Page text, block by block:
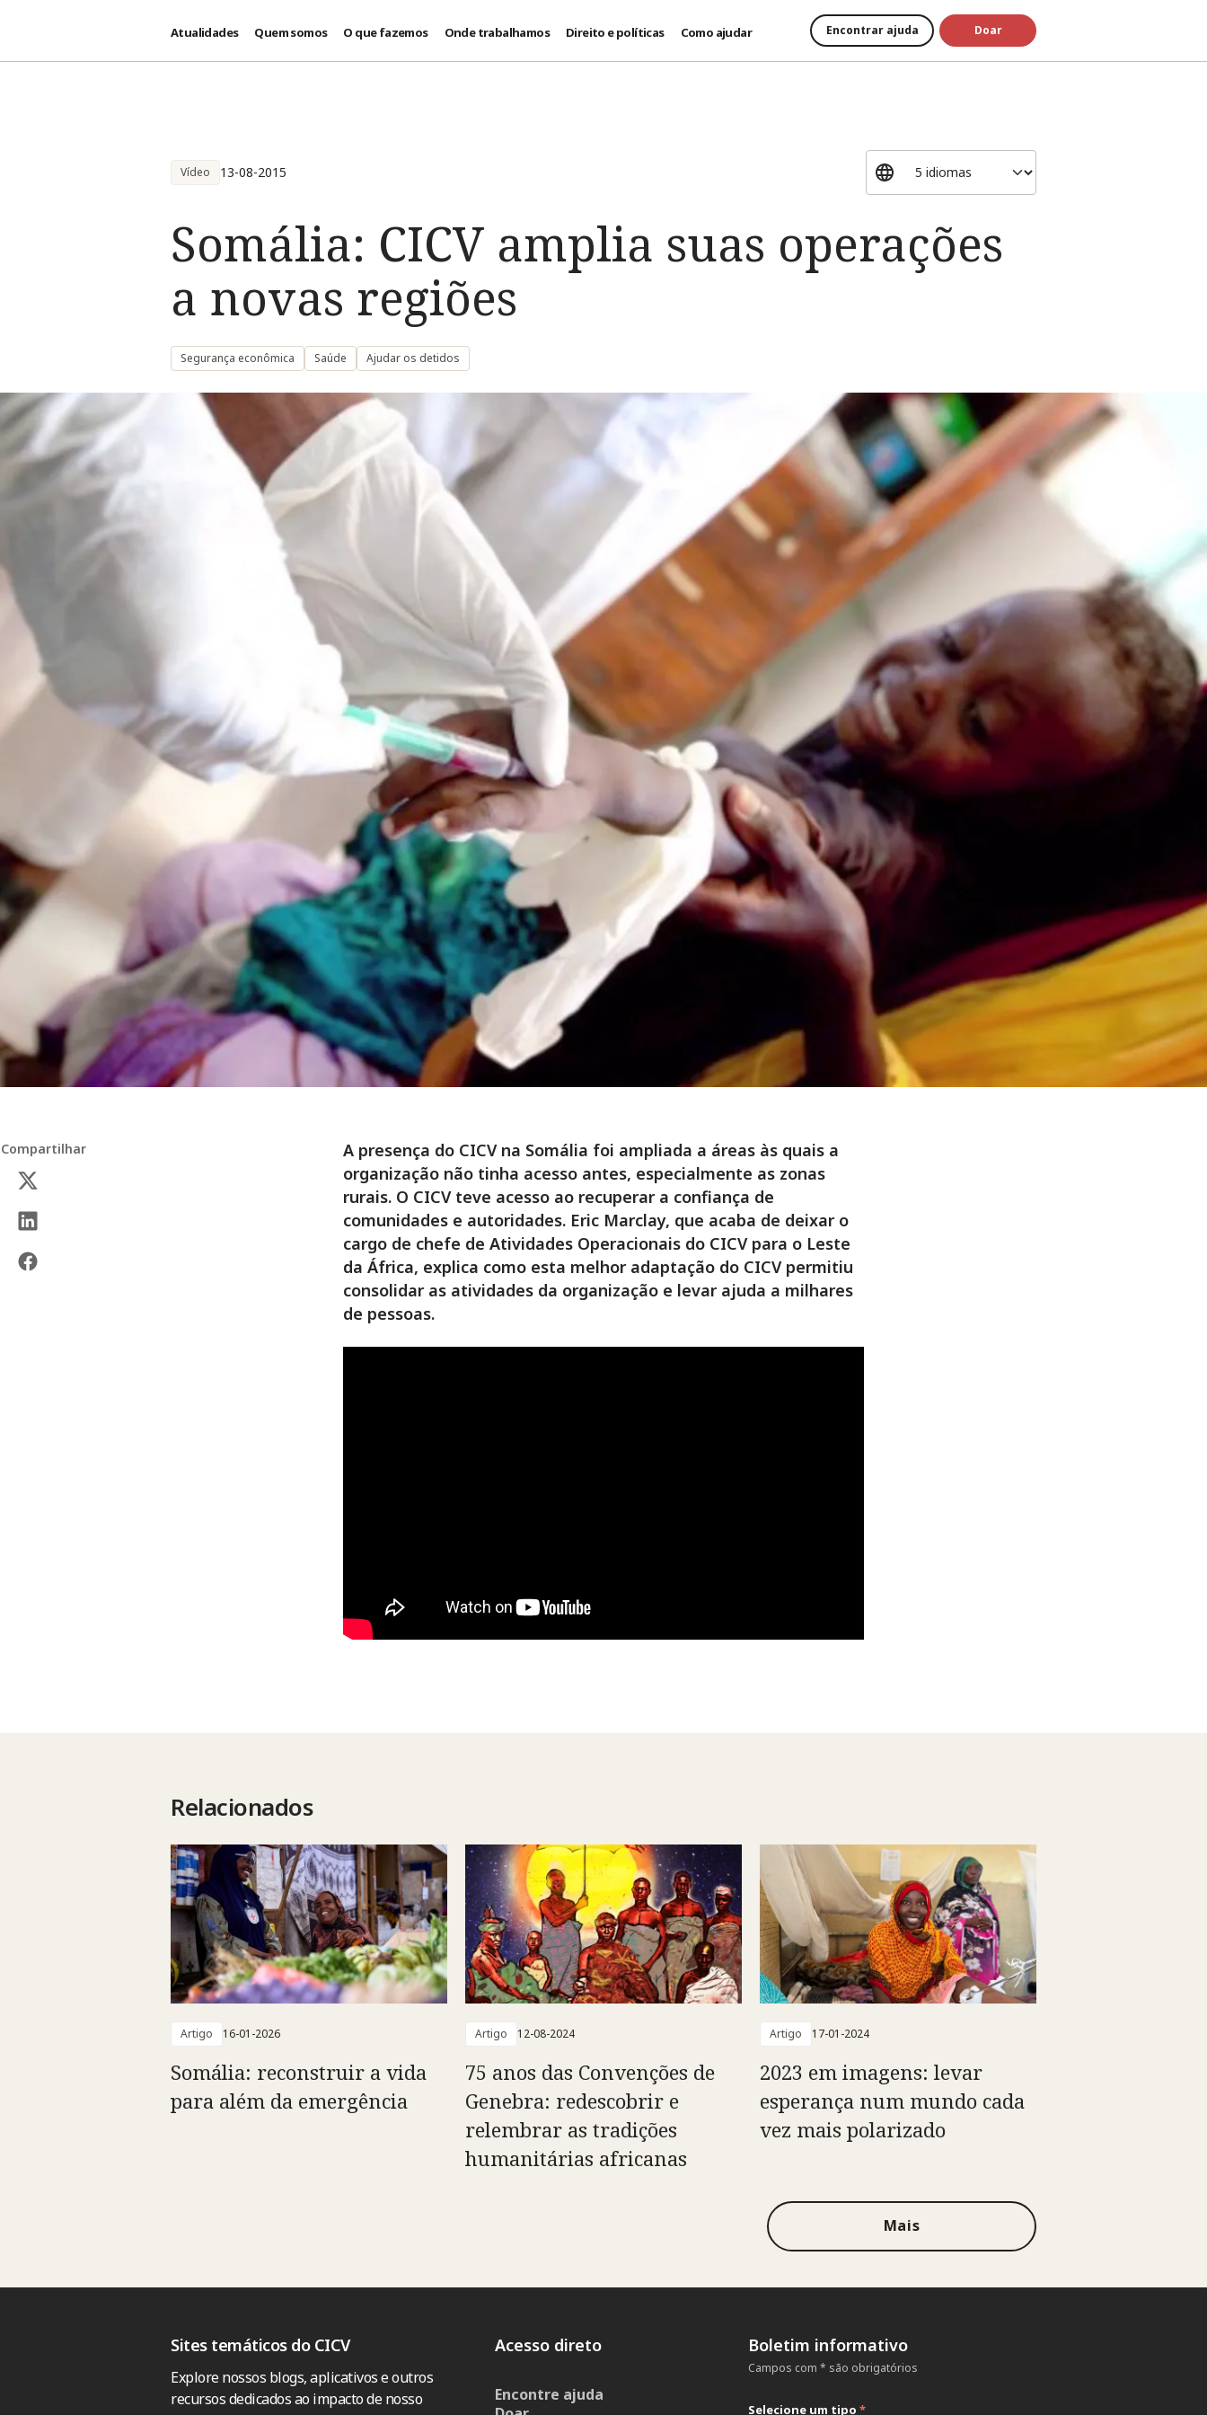
Atualidades Quem somos O que fazemos Onde trabalhamos Direito e políticas Como ajudar Encontrar ajuda Doar
Vídeo 13-08-2015
Somália: CICV amplia suas operações
a novas regiões
Segurança econômica Saúde Ajudar os detidos
Compartilhar
A presença do CICV na Somália foi ampliada a áreas às quais a
organização não tinha acesso antes, especialmente as zonas
rurais. O CICV teve acesso ao recuperar a confiança de
comunidades e autoridades. Eric Marclay, que acaba de deixar o
cargo de chefe de Atividades Operacionais do CICV para o Leste
da África, explica como esta melhor adaptação do CICV permitiu
consolidar as atividades da organização e levar ajuda a milhares
de pessoas.
Relacionados
Artigo 16-01-2026
Somália: reconstruir a vida
para além da emergência
Artigo 12-08-2024
75 anos das Convenções de
Genebra: redescobrir e
relembrar as tradições
humanitárias africanas
Artigo 17-01-2024
2023 em imagens: levar
esperança num mundo cada
vez mais polarizado
Mais
Sites temáticos do CICV
Explore nossos blogs, aplicativos e outros
recursos dedicados ao impacto de nosso
Acesso direto
Encontre ajuda
Boletim informativo
Campos com * são obrigatórios
Selecione um tipo *